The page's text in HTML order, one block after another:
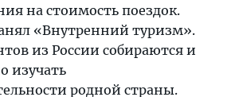
на стоимость поездок.
«Внутренний туризм».
из России собираются и
изучать
родной страны.